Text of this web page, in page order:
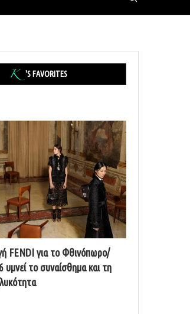
'S FAVORITES
FENDI για το Φθινόπωρο/
υμνεί το συναίσθημα και τη